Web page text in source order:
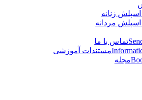
اسپلش زنانه
اسپلش مردانه
تماس با ما
مستندات آموزشی
مجله